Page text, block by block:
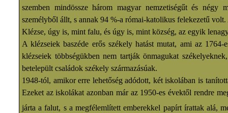
szemben mindössze három magyar nemzetiségűt és négy
személyből állt, s annak 94 %-a római-katolikus felekezetű
Klézse, úgy is, mint falu, és úgy is, mint község, az egyik
A klézseiek baszéde erős székely hatást mutat, ami az
klézseiek többségükben nem tartják önmagukat
betelepült családok székely származásúak.
1948-tól, amikor erre lehetőség adódott, két iskolában is
Ezeket az iskolákat azonban már az 1950-es évektől rendre
járta a falut, s a megfélemlített emberekkel papírt írattak alá,